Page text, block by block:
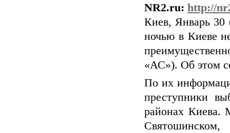
NR2.ru: http://
Киев, Январь 30
ночью в Киеве
«АС»). Об этом
По их
преступники
районах Киева.